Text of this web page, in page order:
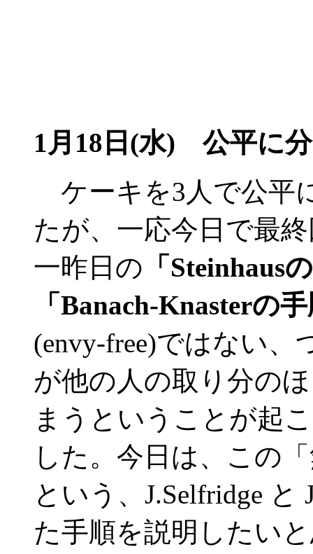
1月18日(水) 公平に
ケーキを3人で公平
たが、一応今日で最
一昨日の 「Steinhaus
「Banach-Knasterの
(envy-free)ではない
が他の人の取り分の
まうということが起
した。今日は、この
という、J.Selfridge と
た手順を説明したい